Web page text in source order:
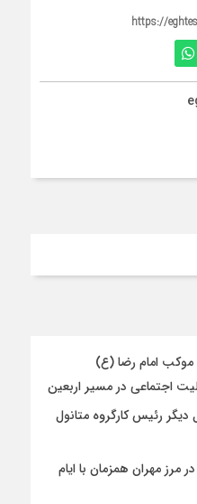
https://
امام رضا (ع)
اجتماعی در مسیر اربعین
رئیس کارگروه متانول
مهران همزمان با ایام